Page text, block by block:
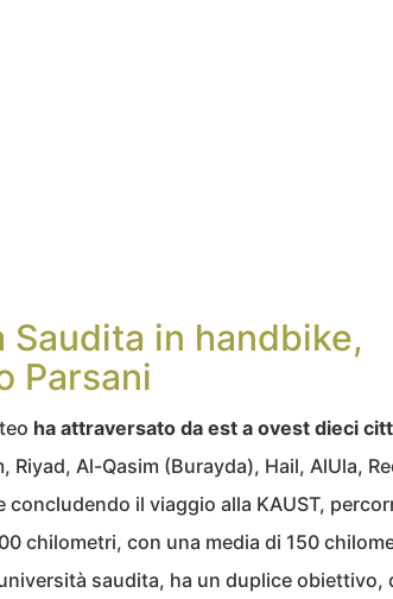
in handbike,
Parsani
ha attraversato da est a ovest dieci
Riyad, Al-Qasim (Burayda), Hail, AlUla,
concludendo il viaggio alla KAUST,
chilometri, con una media di 150
saudita, ha un duplice obiettivo,